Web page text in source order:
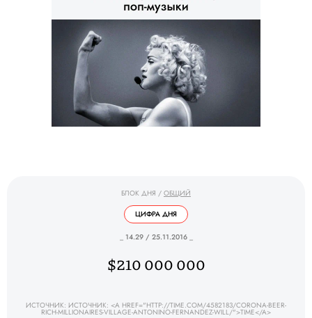
БЛОК ДНЯ / ОБЩИЙ
ЦИФРА ДНЯ
_ 14.29 / 25.11.2016 _
$210 000 000
ИСТОЧНИК: ИСТОЧНИК: <A HREF="HTTP://TIME.COM/4582183/CORONA-BEER-
RICH-MILLIONAIRES-VILLAGE-ANTONINO-FERNANDEZ-WILL/">TIME</A>